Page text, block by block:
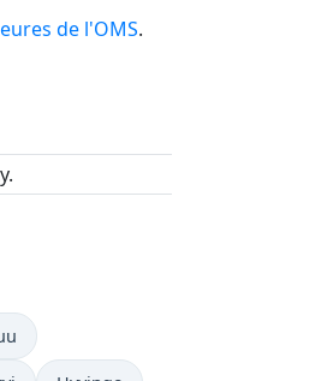
de l'OMS.